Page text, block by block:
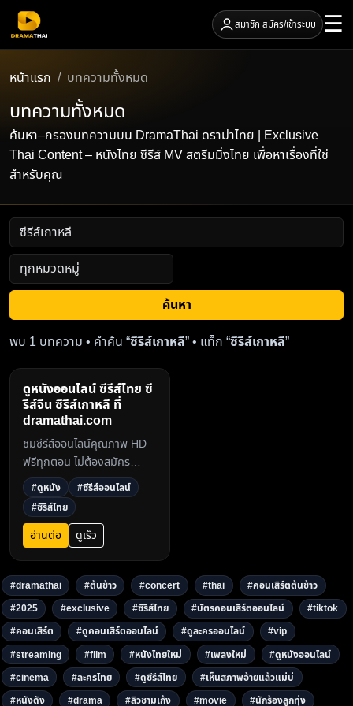
สมาชิก สมัคร/เข้าระบบ ☰
หน้าแรก บทความทั้งหมด
บทความทั้งหมด
ค้นหา–กรองบทความบน DramaThai ดราม่าไทย | Exclusive
Thai Content – หนังไทย ซีรีส์ MV สตรีมมิ่งไทย เพื่อหาเรื่องที่ใช่
สำหรับคุณ
ค้นหา
พบ 1 บทความ • คำค้น “ซีรีส์เกาหลี” • แท็ก “ซีรีส์เกาหลี”
ดูหนังออนไลน์ ซีรีส์ไทย ซี
รีส์จีน ซีรีส์เกาหลี ที่
dramathai.com
ชมซีรีส์ออนไลน์คุณภาพ HD
ฟรีทุกตอน ไม่ต้องสมัคร
สมาชิก อัปเดตเร็ว ดูได้ทั้งซีรีส์
ไทย ซีรีส์จีน ซีรีส์เกาหลี และ
หนังใหม่ ผ่าน
dramathai.com3
#ดูหนัง
#ซีรีส์ออนไลน์
#ซีรีส์ไทย
อ่านต่อ ดูเร็ว
#dramathai #ต้นข้าว #concert #thai
#คอนเสิร์ตต้นข้าว
#2025
#exclusive #ซีรีส์ไทย #บัตรคอนเสิร์ตออนไลน์
#tiktok
#คอนเสิร์ต
#ดูคอนเสิร์ตออนไลน์ #ดูละครออนไลน์
#vip
#streaming
#film #หนังไทยใหม่ #เพลงใหม่
#ดูหนังออนไลน์
#cinema
#ละครไทย #ดูซีรีส์ไทย
#เห็นสภาพอ้ายแล้วแม่บ่
#หนังดัง
#drama #ลิวชามเก้ง #movie #นักร้องลูกทุ่ง